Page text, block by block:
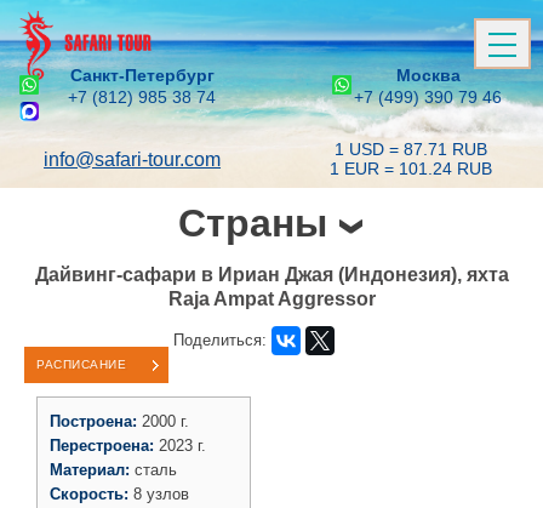
Санкт-Петербург
+7 (812) 985 38 74
Москва
+7 (499) 390 79 46
info@safari-tour.com
1 USD = 87.71 RUB
1 EUR = 101.24 RUB
Страны
Дайвинг-сафари в Ириан Джая (Индонезия), яхта
Raja Ampat Aggressor
Поделиться:
РАСПИСАНИЕ
Построена: 2000 г.
Перестроена: 2023 г.
Материал: сталь
Скорость: 8 узлов